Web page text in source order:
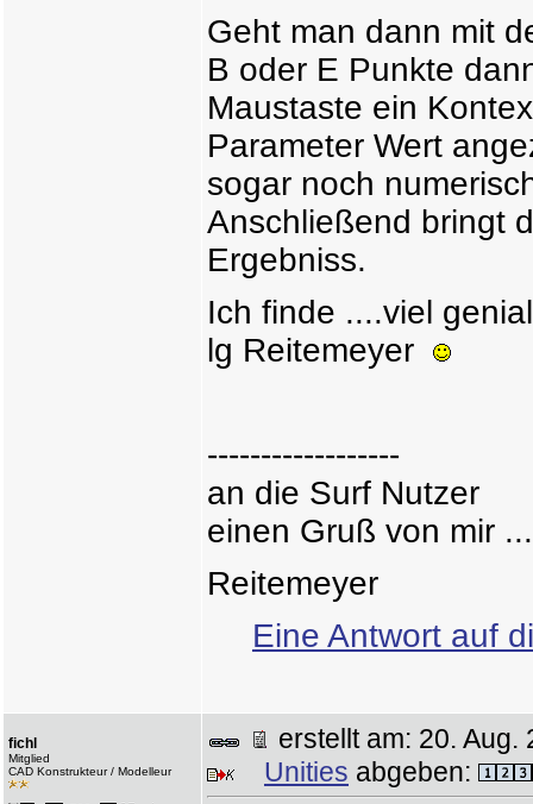
Geht man dann mit
B oder E Punkte
Maustaste ein
Parameter Wert
sogar noch
Anschließend bringt
Ergebniss.
Ich finde ....viel
lg Reitemeyer
------------------
an die Surf Nutzer
einen Gruß von mir ...
Reitemeyer
Eine Antwort auf
fichl
Mitglied
CAD Konstrukteur / Modelleur
erstellt am: 20.
Unities abgeben: